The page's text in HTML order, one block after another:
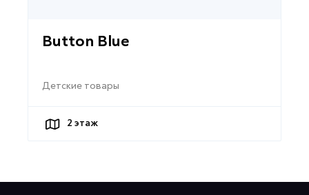
Button Blue
Детские товары
2 этаж